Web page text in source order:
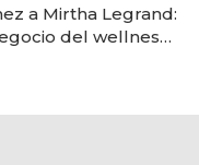
a Mirtha Legrand:
del wellness